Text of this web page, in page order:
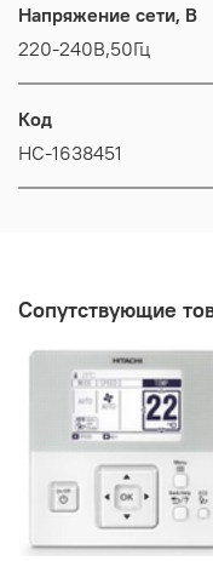
Напряжение сети, В
220-240В,50Гц
Код
НС-1638451
Сопутствующие